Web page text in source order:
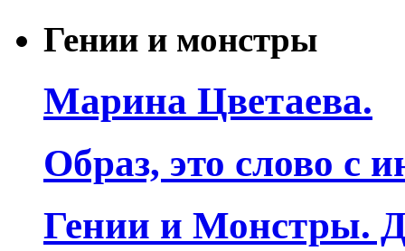
Гении и монстры
Марина Цветаева.
Образ, это слово с
Гении и Монстры.